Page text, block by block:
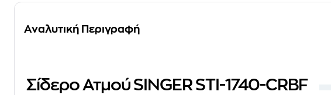
Αναλυτική Περιγραφή
Σίδερο Ατμού SINGER STI-1740-CRBF